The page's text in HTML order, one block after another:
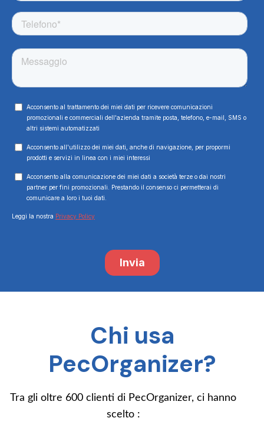
Chi usa
PecOrganizer?
Tra gli oltre 600 clienti di PecOrganizer, ci hanno
scelto :